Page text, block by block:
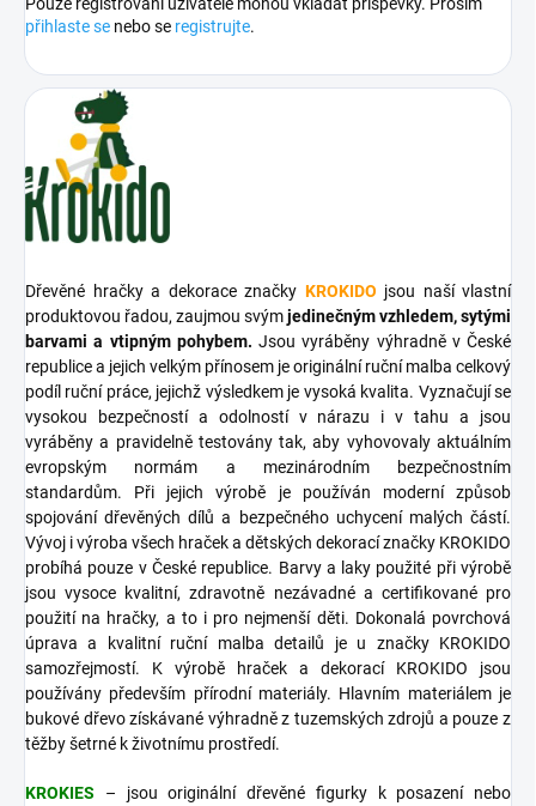
Pouze registrovaní uživatelé mohou vkládat příspěvky. Prosím
přihlaste se nebo se registrujte.
Dřevěné hračky a dekorace značky KROKIDO jsou naší vlastní
produktovou řadou, zaujmou svýmjedinečným vzhledem, sytými
barvami a vtipným pohybem. Jsou vyráběny výhradně v České
republice a jejich velkým přínosem je originální ruční malba celkový
podíl ruční práce, jejichž výsledkem je vysoká kvalita. Vyznačují se
vysokou bezpečností a odolností v nárazu i v tahu a jsou
vyráběny a pravidelně testovány tak, aby vyhovovaly aktuálním
evropským normám a mezinárodním bezpečnostním
standardům. Při jejich výrobě je používán moderní způsob
spojování dřevěných dílů a bezpečného uchycení malých částí.
Vývoj i výroba všech hraček a dětských dekorací značky KROKIDO
probíhá pouze v České republice. Barvy a laky použité při výrobě
jsou vysoce kvalitní, zdravotně nezávadné a certifikované pro
použití na hračky, a to i pro nejmenší děti. Dokonalá povrchová
úprava a kvalitní ruční malba detailů je u značky KROKIDO
samozřejmostí. K výrobě hraček a dekorací KROKIDO jsou
používány především přírodní materiály. Hlavním materiálem je
bukové dřevo získávané výhradně z tuzemských zdrojů a pouze z
těžby šetrné k životnímu prostředí.
KROKIES
– jsou originální dřevěné figurky k posazení nebo